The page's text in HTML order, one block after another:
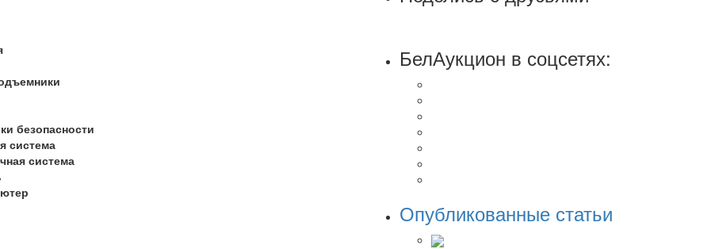
безопасности
система
система
БелАукцион в соцсетях:
Опубликованные статьи